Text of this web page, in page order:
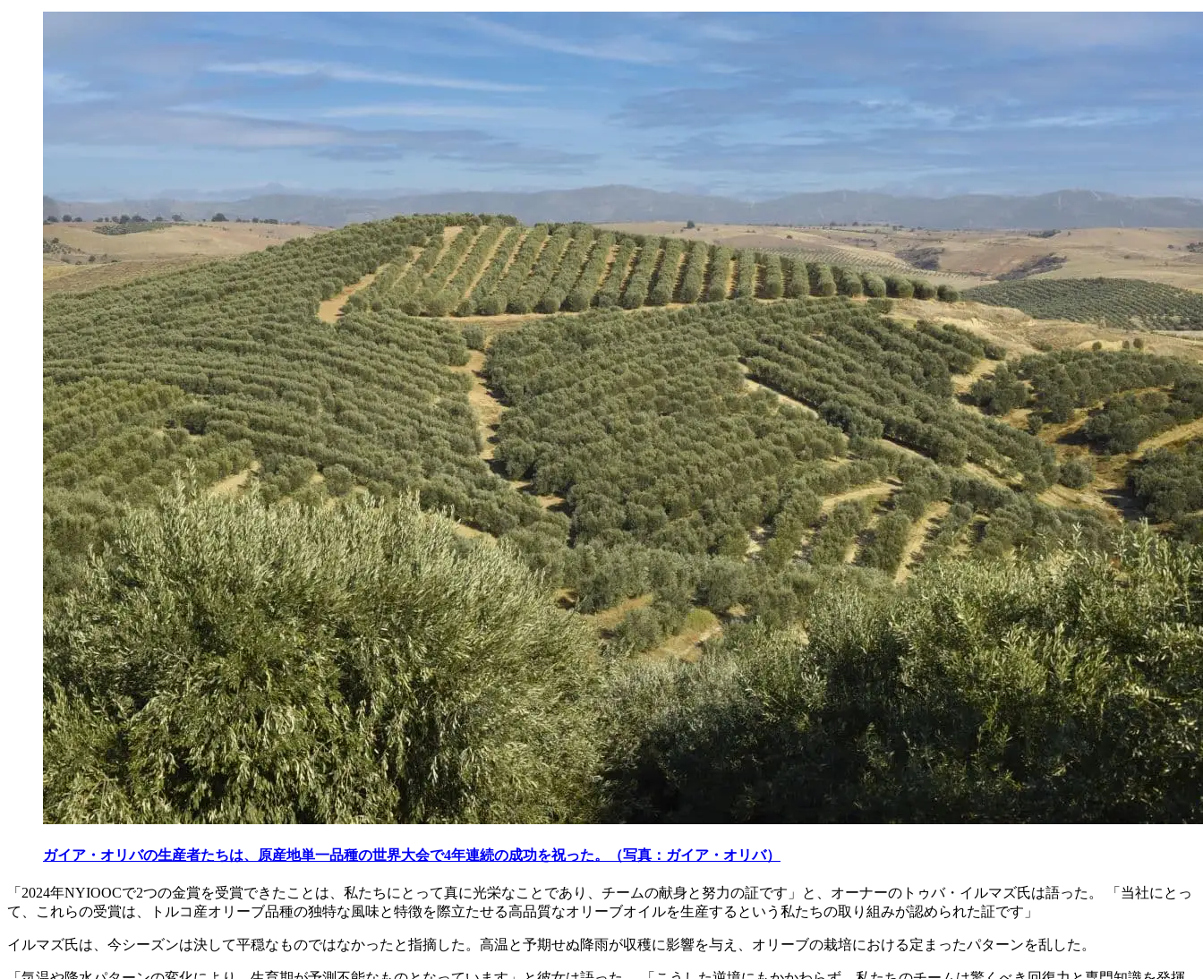
ガイア・オリバの生産者たちは、原産地単一品種の世界大会で4年連続の成功を祝った。（写真：ガイア・オリバ）
「2024年NYIOOCで2つの金賞を受賞できた ことは 、私たちにとって真に光栄なことであり、チームの献身と努力の証です」と、オーナーのトゥバ・イルマズ氏は語った。
「当社にとっ
て、これらの受賞は、トルコ産オリーブ品種の独特な風味と特徴を際立たせる高品質なオリーブオイルを生産するという私たちの取り組みが認められた証です」
イルマズ氏は、今シーズンは決して平穏なものではなかったと指摘した。高温と予期せぬ降雨が収穫に影響を与え、オリーブの栽培における定まったパターンを乱した。